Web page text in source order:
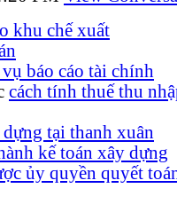
khu chế xuất
báo cáo tài chính
cách tính thuế thu
tại thanh xuân
kế toán xây dựng
ủy quyền quyết